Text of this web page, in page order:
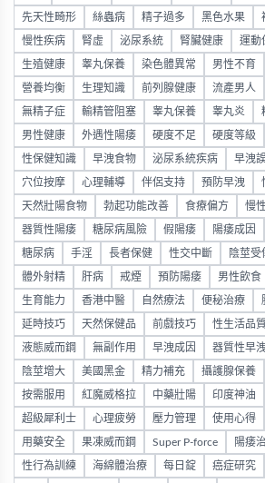
先天性畸形 絲蟲病 精子過多 黑色水果
慢性疾病 腎虛 泌尿系統 腎臟健康 運動
生殖健康 睾丸保養 染色體異常 男性不育
營養均衡 生理知識 前列腺健康 流產男人
無精子症 輸精管阻塞 睾丸保養 睾丸炎
男性健康 外遇性陽痿 硬度不足 硬度等級
性保健知識 早洩食物 泌尿系統疾病 早洩
穴位按摩 心理輔導 伴侶支持 預防早洩
天然壯陽食物 勃起功能改善 食療偏方 慢
器質性陽痿 糖尿病風險 假陽痿 陽痿成因
糖尿病 手淫 長者保健 性交中斷 陰莖受
體外射精 肝病 戒煙 預防陽痿 男性飲食
生育能力 香港中醫 自然療法 便秘治療
延時技巧 天然保健品 前戲技巧 性生活品
液態威而鋼 無副作用 早洩成因 器質性早
陰莖增大 美國黑金 精力補充 攝護腺保養
按需服用 紅魔威格拉 中藥壯陽 印度神油
超級犀利士 心理疲勞 壓力管理 使用心得
用藥安全 果凍威而鋼 Super P-force 陽痿
性行為訓練 海綿體治療 每日錠 癌症研究